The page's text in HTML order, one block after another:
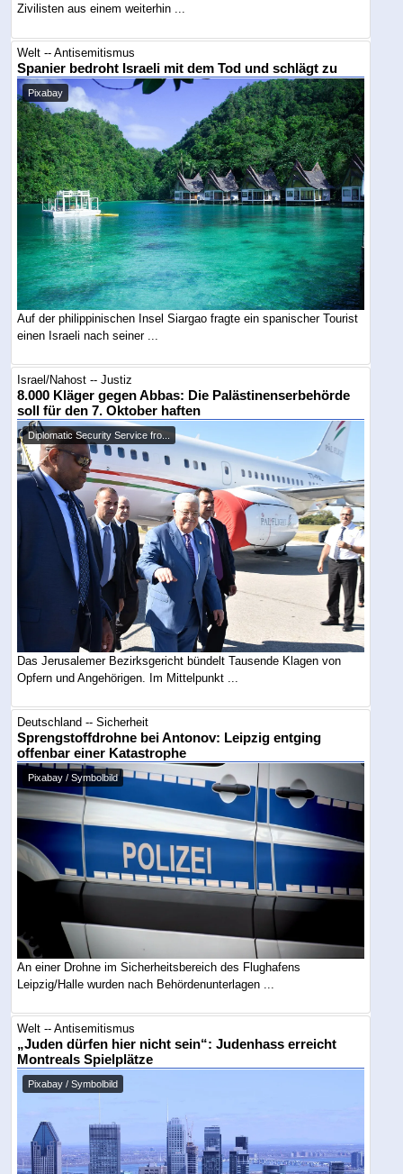
Zivilisten aus einem weiterhin ...
Welt -- Antisemitismus
Spanier bedroht Israeli mit dem Tod und schlägt zu
Pixabay
Auf der philippinischen Insel Siargao fragte ein spanischer Tourist
einen Israeli nach seiner ...
Israel/Nahost -- Justiz
8.000 Kläger gegen Abbas: Die Palästinenserbehörde
soll für den 7. Oktober haften
Diplomatic Security Service fro...
Das Jerusalemer Bezirksgericht bündelt Tausende Klagen von
Opfern und Angehörigen. Im Mittelpunkt ...
Deutschland -- Sicherheit
Sprengstoffdrohne bei Antonov: Leipzig entging
offenbar einer Katastrophe
Pixabay / Symbolbild
An einer Drohne im Sicherheitsbereich des Flughafens
Leipzig/Halle wurden nach Behördenunterlagen ...
Welt -- Antisemitismus
„Juden dürfen hier nicht sein“: Judenhass erreicht
Montreals Spielplätze
Pixabay / Symbolbild